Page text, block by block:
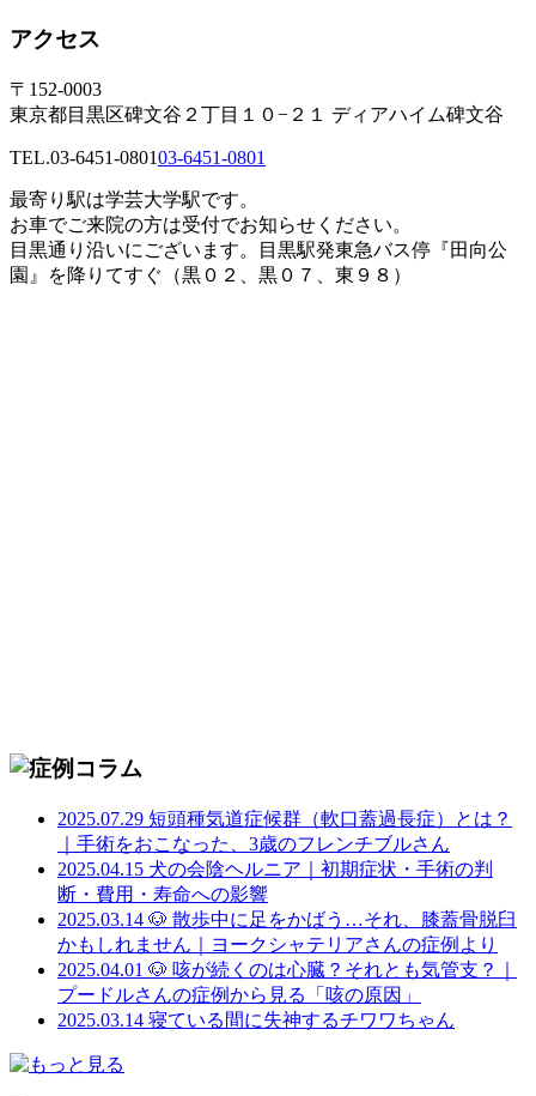
アクセス
〒152-0003
東京都目黒区碑文谷２丁目１０−２１ ディアハイム碑文谷
TEL.03-6451-080103-6451-0801
最寄り駅は学芸大学駅です。
お車でご来院の方は受付でお知らせください。
目黒通り沿いにございます。目黒駅発東急バス停『田向公
園』を降りてすぐ（黒０２、黒０７、東９８）
2025.07.29 短頭種気道症候群（軟口蓋過長症）とは？
｜手術をおこなった、3歳のフレンチブルさん
2025.04.15 犬の会陰ヘルニア｜初期症状・手術の判
断・費用・寿命への影響
2025.03.14 🐶 散歩中に足をかばう…それ、膝蓋骨脱臼
かもしれません｜ヨークシャテリアさんの症例より
2025.04.01 🐶 咳が続くのは心臓？それとも気管支？｜
プードルさんの症例から見る「咳の原因」
2025.03.14 寝ている間に失神するチワワちゃん